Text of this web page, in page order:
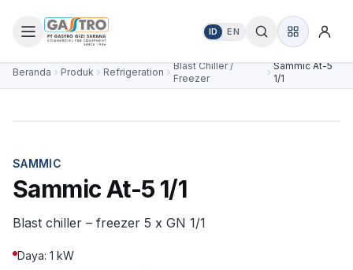
ID EN
Beranda Produk Refrigeration
Blast Chiller /
Freezer
Sammic At-5
1/1
SAMMIC
Sammic At-5 1/1
Blast chiller – freezer 5 x GN 1/1
Daya: 1 kW